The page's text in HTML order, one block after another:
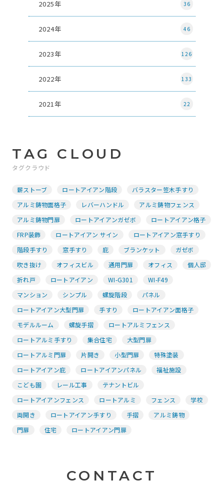
2025年 36
2024年 46
2023年 126
2022年 133
2021年 22
TAG CLOUD
タグクラウド
薪ストーブ ロートアイアン階段
バラスター笠木手すり
アルミ鋳物面格子
レバーハンドル
アルミ鋳物フェンス
アルミ鋳物門扉
ロートアイアンガゼボ
ロートアイアン格子
FRP装飾
ロートアイアン サイン
ロートアイアン窓手すり
階段手すり
窓手すり 庇 ブランケット
ガゼボ
吹き抜け
オフィスビル 通用門扉 オフィス
個人邸
折れ戸
ロートアイアン WI-G301
WI-F49
マンション
シンプル 螺旋階段
パネル
ロートアイアン大型門扉
手すり
ロートアイアン面格子
モデルルーム
螺旋手摺
ロートアルミフェンス
ロートアルミ手すり
集合住宅
大型門扉
ロートアルミ門扉
片開き 小型門扉
特殊塗装
ロートアイアン庇
ロートアイアンパネル
福祉施設
こども園
レール工事
テナントビル
ロートアイアンフェンス
ロートアルミ フェンス
学校
両開き
ロートアイアン手すり 手摺
アルミ鋳物
門扉
住宅 ロートアイアン門扉
CONTACT